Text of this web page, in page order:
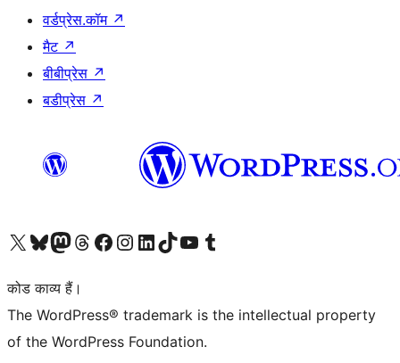
वर्डप्रेस.कॉम ↗
मैट ↗
बीबीप्रेस ↗
बडीप्रेस ↗
Visit our X (formerly Twitter) account
हमारे बलुस्की खाते पर जाएँVisit our Mastodon account
हमारे थ्रेड्स अकाउंट पर जाएंहमारे फेसबुक पेज पर जाएँहमारे इंस्टाग्राम अकाउंट पर जाएंहमारे लिंक्डइन खाते पर जाएँहमारे टिकटॉक खाते पर जाएँहमारे यूट्यूब चैनल पर जाएंहमारे Tumblr खाते पर जाएँ
कोड काव्य हैं।
The WordPress® trademark is the intellectual property
of the WordPress Foundation.